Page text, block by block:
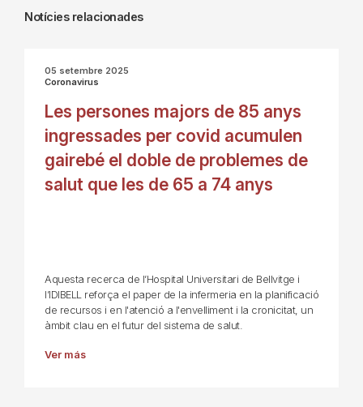
Notícies relacionades
05 setembre 2025
Coronavirus
Les persones majors de 85 anys
ingressades per covid acumulen
gairebé el doble de problemes de
salut que les de 65 a 74 anys
Aquesta recerca de l’Hospital Universitari de Bellvitge i
l’IDIBELL reforça el paper de la infermeria en la planificació
de recursos i en l'atenció a l'envelliment i la cronicitat, un
àmbit clau en el futur del sistema de salut.
Ver más